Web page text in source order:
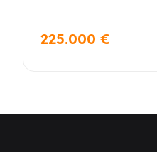
225.000 €